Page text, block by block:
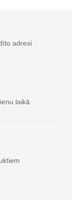
adresi
laikā